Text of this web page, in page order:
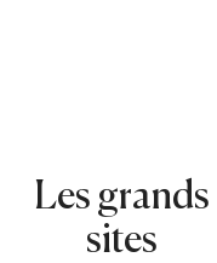
Les grands
sites